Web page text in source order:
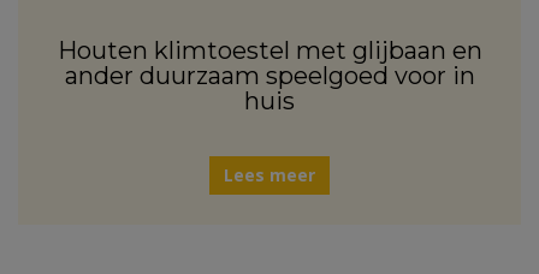
Houten klimtoestel met glijbaan en
ander duurzaam speelgoed voor in
huis
Lees meer